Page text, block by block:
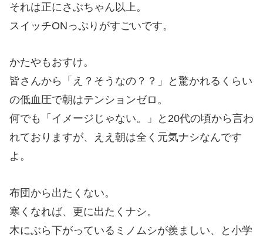
それは正にさぶちゃん以上。
スイッチONっぷりがすごいです。
かたやもおすけ。
皆さんから「え？そうなの？？」と驚かれるくらい
の低血圧で朝はテンションゼロ。
何でも「イメージじゃない。」と20代の頃から言わ
れておりますが、ええ朝は全く元気ナシなんです
よ。
布団から出たくない。
寒くなれば、更に出たくナシ。
木にぶら下がっているミノムシが羨ましい、と小学